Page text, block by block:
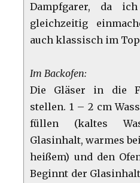
Dampfgarer, da
gleichzeitig
auch klassisch im
Im Backofen:
Die Gläser in die
stellen. 1 – 2 cm
füllen (kaltes
Glasinhalt, warmes
heißem) und den
Beginnt der